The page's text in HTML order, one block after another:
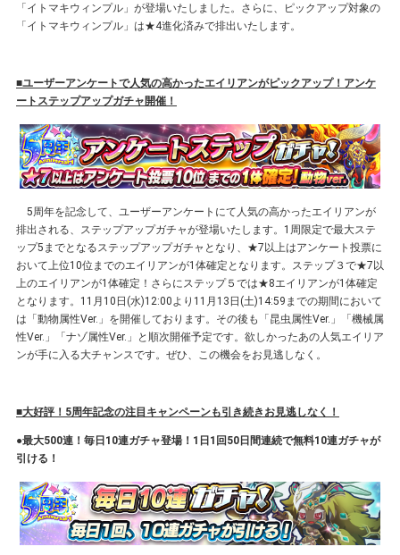
「イトマキウィンプル」が登場いたしました。さらに、ピックアップ対象の
「イトマキウィンプル」は★4進化済みで排出いたします。
■ユーザーアンケートで人気の高かったエイリアンがピックアップ！アンケ
ートステップアップガチャ開催！
5周年を記念して、ユーザーアンケートにて人気の高かったエイリアンが
排出される、ステップアップガチャが登場いたします。1周限定で最大ステ
ップ5までとなるステップアップガチャとなり、★7以上はアンケート投票に
おいて上位10位までのエイリアンが1体確定となります。ステップ３で★7以
上のエイリアンが1体確定！さらにステップ５では★8エイリアンが1体確定
となります。11月10日(水)12:00より11月13日(土)14:59までの期間において
は「動物属性Ver.」を開催しております。その後も「昆虫属性Ver.」「機械属
性Ver.」「ナゾ属性Ver.」と順次開催予定です。欲しかったあの人気エイリア
ンが手に入る大チャンスです。ぜひ、この機会をお見逃しなく。
■大好評！5周年記念の注目キャンペーンも引き続きお見逃しなく！
●最大500連！毎日10連ガチャ登場！1日1回50日間連続で無料10連ガチャが
引ける！